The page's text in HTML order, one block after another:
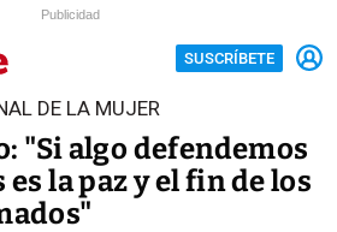
Publicidad
SUSCRÍBETE
DE LA MUJER
"Si algo defendemos
la paz y el fin de los